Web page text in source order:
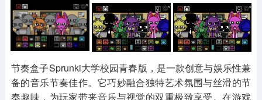
2716款应用
515款应用
其他
1654款应用
游戏助手
515款应用
MOD游戏
1056款应用
节奏盒子Sprunki大学校园青春版，是一款创意与娱乐性兼
备的音乐节奏佳作。它巧妙融合独特艺术氛围与丝滑的节
奏趣味，为玩家带来音乐与视觉的双重极致享受。在游戏